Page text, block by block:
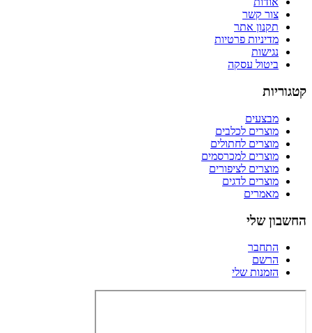
צור קשר
תקנון אתר
מדיניות פרטיות
נגישות
ביטול עסקה
קטגוריות
מבצעים
מוצרים לכלבים
מוצרים לחתולים
מוצרים למכרסמים
מוצרים לציפורים
מוצרים לדגים
מאמרים
החשבון שלי
התחבר
הרשם
הזמנות שלי